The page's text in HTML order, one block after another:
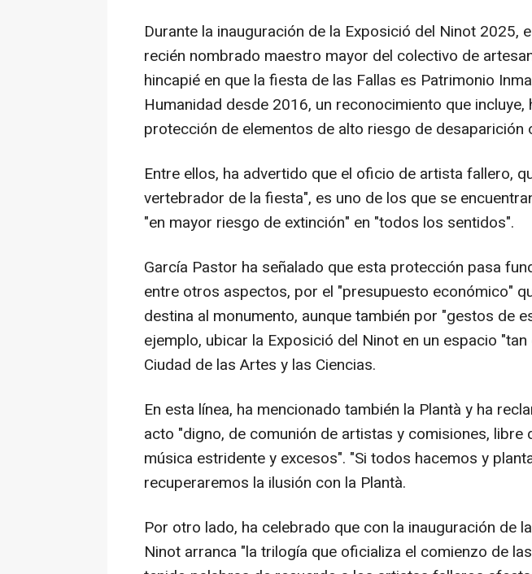
Durante la inauguración de la Exposició del Ninot 2025,
recién nombrado maestro mayor del colectivo de
hincapié en que la fiesta de las Fallas es Patrimonio
Humanidad desde 2016, un reconocimiento que incluye,
protección de elementos de alto riesgo de desaparición
Entre ellos, ha advertido que el oficio de artista fallero,
vertebrador de la fiesta", es uno de los que se
"en mayor riesgo de extinción" en "todos los sentidos".
García Pastor ha señalado que esta protección pasa
entre otros aspectos, por el "presupuesto económico"
destina al monumento, aunque también por "gestos de
ejemplo, ubicar la Exposició del Ninot en un espacio
Ciudad de las Artes y las Ciencias.
En esta línea, ha mencionado también la Plantà y ha
acto "digno, de comunión de artistas y comisiones, libre
música estridente y excesos". "Si todos hacemos y
recuperaremos la ilusión con la Plantà.
Por otro lado, ha celebrado que con la inauguración de
Ninot arranca "la trilogía que oficializa el comienzo de